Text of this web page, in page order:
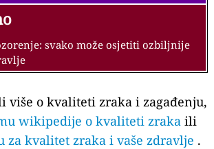
svako može osjetiti ozbiljnije
više o kvaliteti zraka i zagađenju,
wikipedije o kvaliteti zrakaili
za kvalitet zraka i vaše zdravlje .